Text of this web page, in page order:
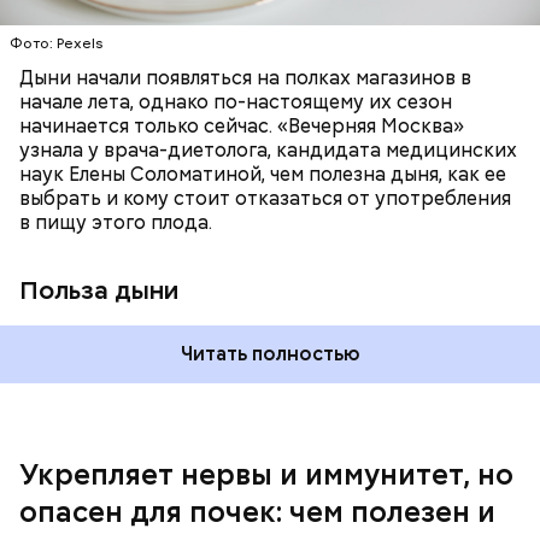
Фото: Pexels
Дыни начали появляться на полках магазинов в
начале лета, однако по-настоящему их сезон
начинается только сейчас. «Вечерняя Москва»
узнала у врача-диетолога, кандидата медицинских
наук Елены Соломатиной, чем полезна дыня, как ее
выбрать и кому стоит отказаться от употребления
в пищу этого плода.
Польза дыни
калий — оказывает мочегонное действие,
поддерживает сердечно-сосудистую
систему и предотвращает скачки давления;
магний — помогает калию и не дает сосудам
спазмироваться.
Читать полностью
Укрепляет нервы и иммунитет, но
опасен для почек: чем полезен и
— Если человек уже болеет мочекаменной
По мнению специалиста, здоровому человеку
достаточно включать щавель в рацион несколько
виде или припущенном на сковороде.
— Однако если человеку нужно не разжижать
кровь, а наоборот, ее коагулировать, то нужно
уточнила диетолог.